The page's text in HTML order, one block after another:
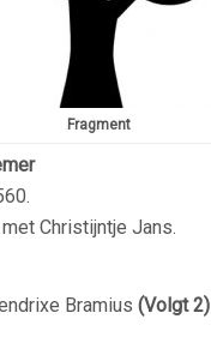
Fragment
Christijntje Jans.
Bramius (Volgt 2)